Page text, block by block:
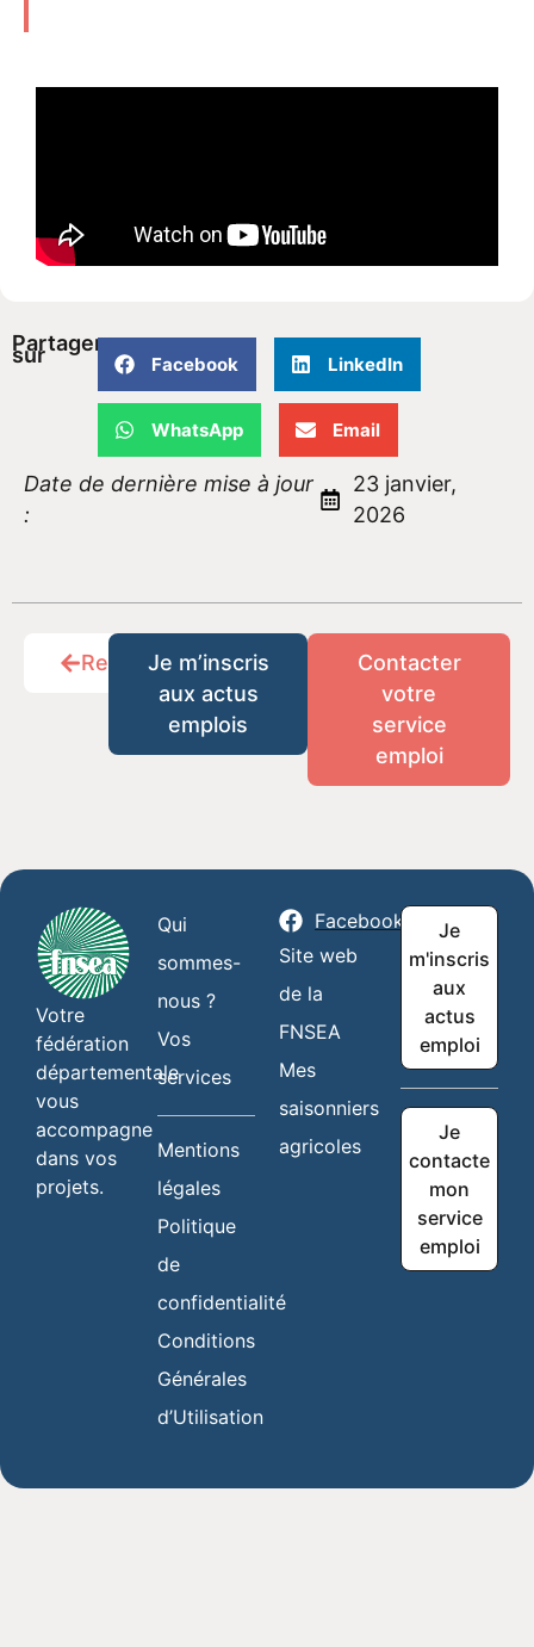
Partager
sur Facebook LinkedIn
WhatsApp Email
Date de dernière mise à jour
:
23 janvier,
2026
RetourJe m’inscris
aux actus
emplois
Contacter
votre
service
emploi
Votre
fédération
départementale
vous
accompagne
dans vos
projets.
Qui
sommes-
nous ?
Vos
services
Mentions
légales
Politique
de
confidentialité
Conditions
Générales
d’Utilisation
Facebook
Site web
de la
FNSEA
Mes
saisonniers
agricoles
Je
m'inscris
aux
actus
emploi
Je
contacte
mon
service
emploi